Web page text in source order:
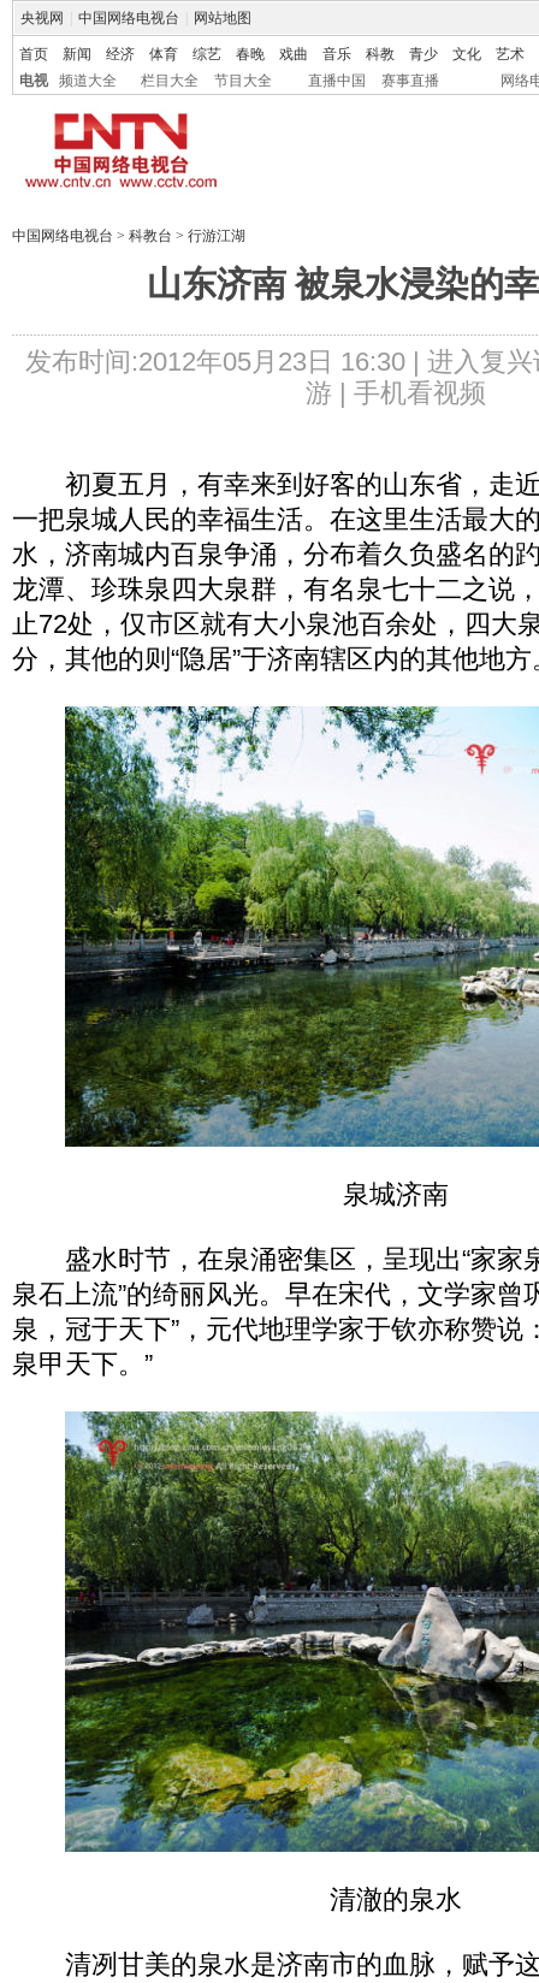
央视网 中国网络电视台 网站地图
首页 新闻 经济 体育 综艺 春晚 戏曲 音乐 科教 青少 文化
艺术
电视
频道大全 栏目大全 节目大全 直播中国 赛事直播 网络
中国网络电视台 > 科教台 > 行游江湖
山东济南 被泉水浸染的
发布时间:2012年05月23日 16:30 | 进入复兴
游 | 手机看视频
初夏五月，有幸来到好客的山东省，走
一把泉城人民的幸福生活。在这里生活最大
水，济南城内百泉争涌，分布着久负盛名的
龙潭、珍珠泉四大泉群，有名泉七十二之说
止72处，仅市区就有大小泉池百余处，四大
分，其他的则“隐居”于济南辖区内的其他地方
泉城济南
盛水时节，在泉涌密集区，呈现出“家家
泉石上流”的绮丽风光。早在宋代，文学家曾
泉，冠于天下”，元代地理学家于钦亦称赞说
泉甲天下。”
清澈的泉水
清冽甘美的泉水是济南市的血脉，赋予